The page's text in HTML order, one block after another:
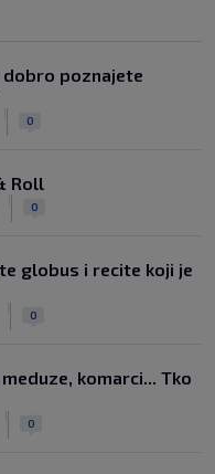
dobro poznajete
0
Roll
0
globus i recite koji je
0
komarci... Tko
0